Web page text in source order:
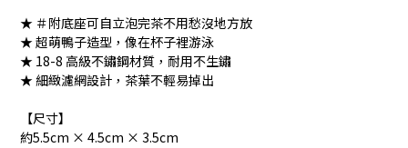
★ ＃附底座可自立泡完茶不用愁沒地方放
★ 超萌鴨子造型，像在杯子裡游泳
★ 18-8 高級不鏽鋼材質，耐用不生鏽
★ 細緻濾網設計，茶葉不輕易掉出
【尺寸】
約5.5cm × 4.5cm × 3.5cm